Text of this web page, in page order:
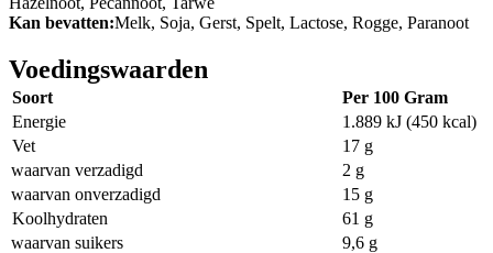
Kan bevatten:Melk, Soja, Gerst, Spelt, Lactose, Rogge, Paranoot
Voedingswaarden
Soort
Per 100 Gram
Energie
1.889 kJ (450 kcal)
Vet
17 g
waarvan verzadigd
2 g
waarvan onverzadigd
15 g
Koolhydraten
61 g
waarvan suikers
9,6 g